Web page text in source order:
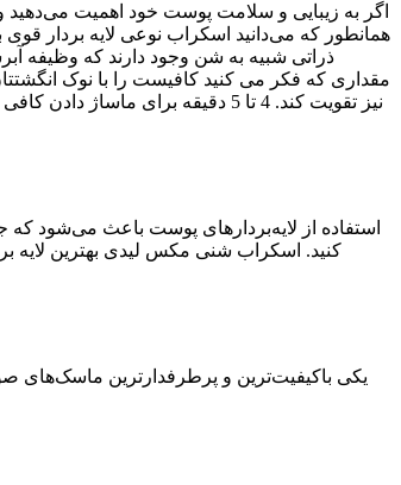
اگر به زیبایی و سلامت پوست خود اهمیت
همانطور که می‌دانید اسکراب نوعی لایه بردار
ذراتی شبیه به شن وجود دارند که وظیفه
مقداری که فکر می کنید کافیست را با نوک
نیز تقویت کند. 4 تا 5 دقیقه
استفاده از لایه‌بردارهای پوست باعث می‌شود
کنید. اسکراب شنی مکس لیدی بهترین لایه